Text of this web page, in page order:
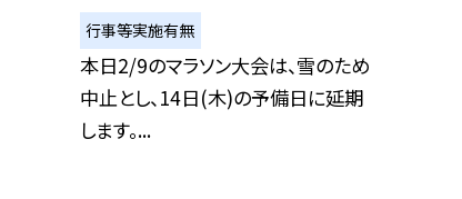
行事等実施有無
本日2/9のマラソン大会は、雪のため
中止とし、14日(木)の予備日に延期
します。...